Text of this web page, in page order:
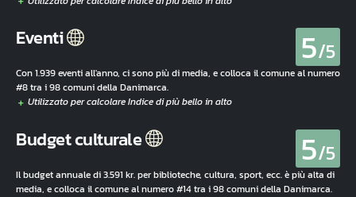
Eventi 5/5
Con 1.939 eventi all'anno, ci sono più di media, e colloca il comune al numero
#8 tra i 98 comuni della Danimarca.
Budget culturale 5/5
Il budget annuale di 3.591 kr. per biblioteche, cultura, sport, ecc. è più alta di
media, e colloca il comune al numero #14 tra i 98 comuni della Danimarca.